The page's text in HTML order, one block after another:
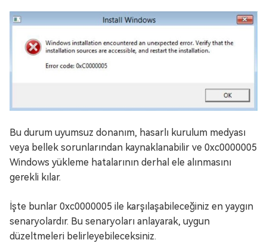
Bu durum uyumsuz donanım, hasarlı kurulum medyası
veya bellek sorunlarından kaynaklanabilir ve 0xc0000005
Windows yükleme hatalarının derhal ele alınmasını
gerekli kılar.
İşte bunlar 0xc0000005 ile karşılaşabileceğiniz en yaygın
senaryolardır. Bu senaryoları anlayarak, uygun
düzeltmeleri belirleyebileceksiniz.